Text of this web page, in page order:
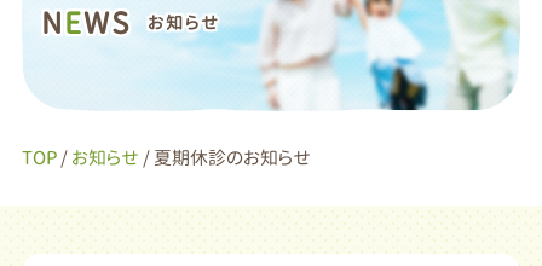
NEWS お知らせ
TOP/お知らせ / 夏期休診のお知らせ